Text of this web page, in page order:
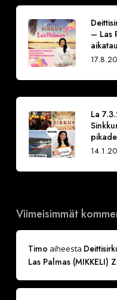
– Las
La
Viimeisimmät
Timo aiheesta
Las Palmas (MIKKELI)